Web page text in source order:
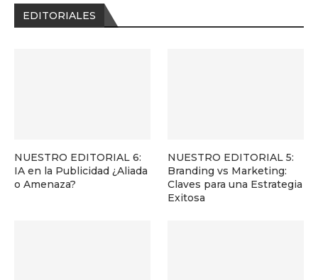
EDITORIALES
NUESTRO EDITORIAL 6:
IA en la Publicidad ¿Aliada
o Amenaza?
NUESTRO EDITORIAL 5:
Branding vs Marketing:
Claves para una Estrategia
Exitosa